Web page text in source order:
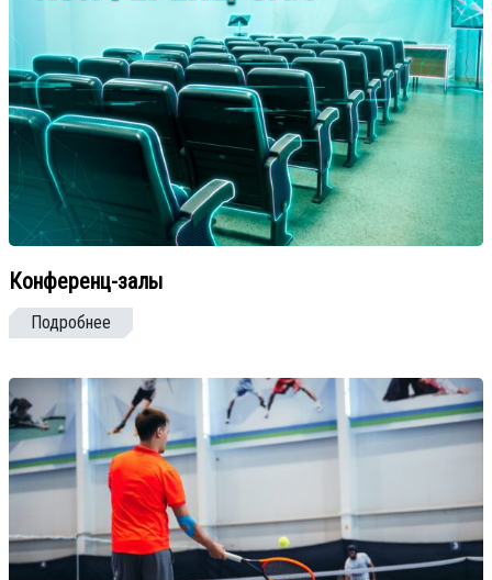
Конференц-залы
Подробнее